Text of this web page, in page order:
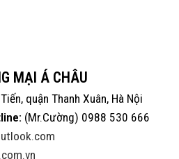
MẠI Á CHÂU
quận Thanh Xuân, Hà Nội
(Mr.Cường) 0988 530 666